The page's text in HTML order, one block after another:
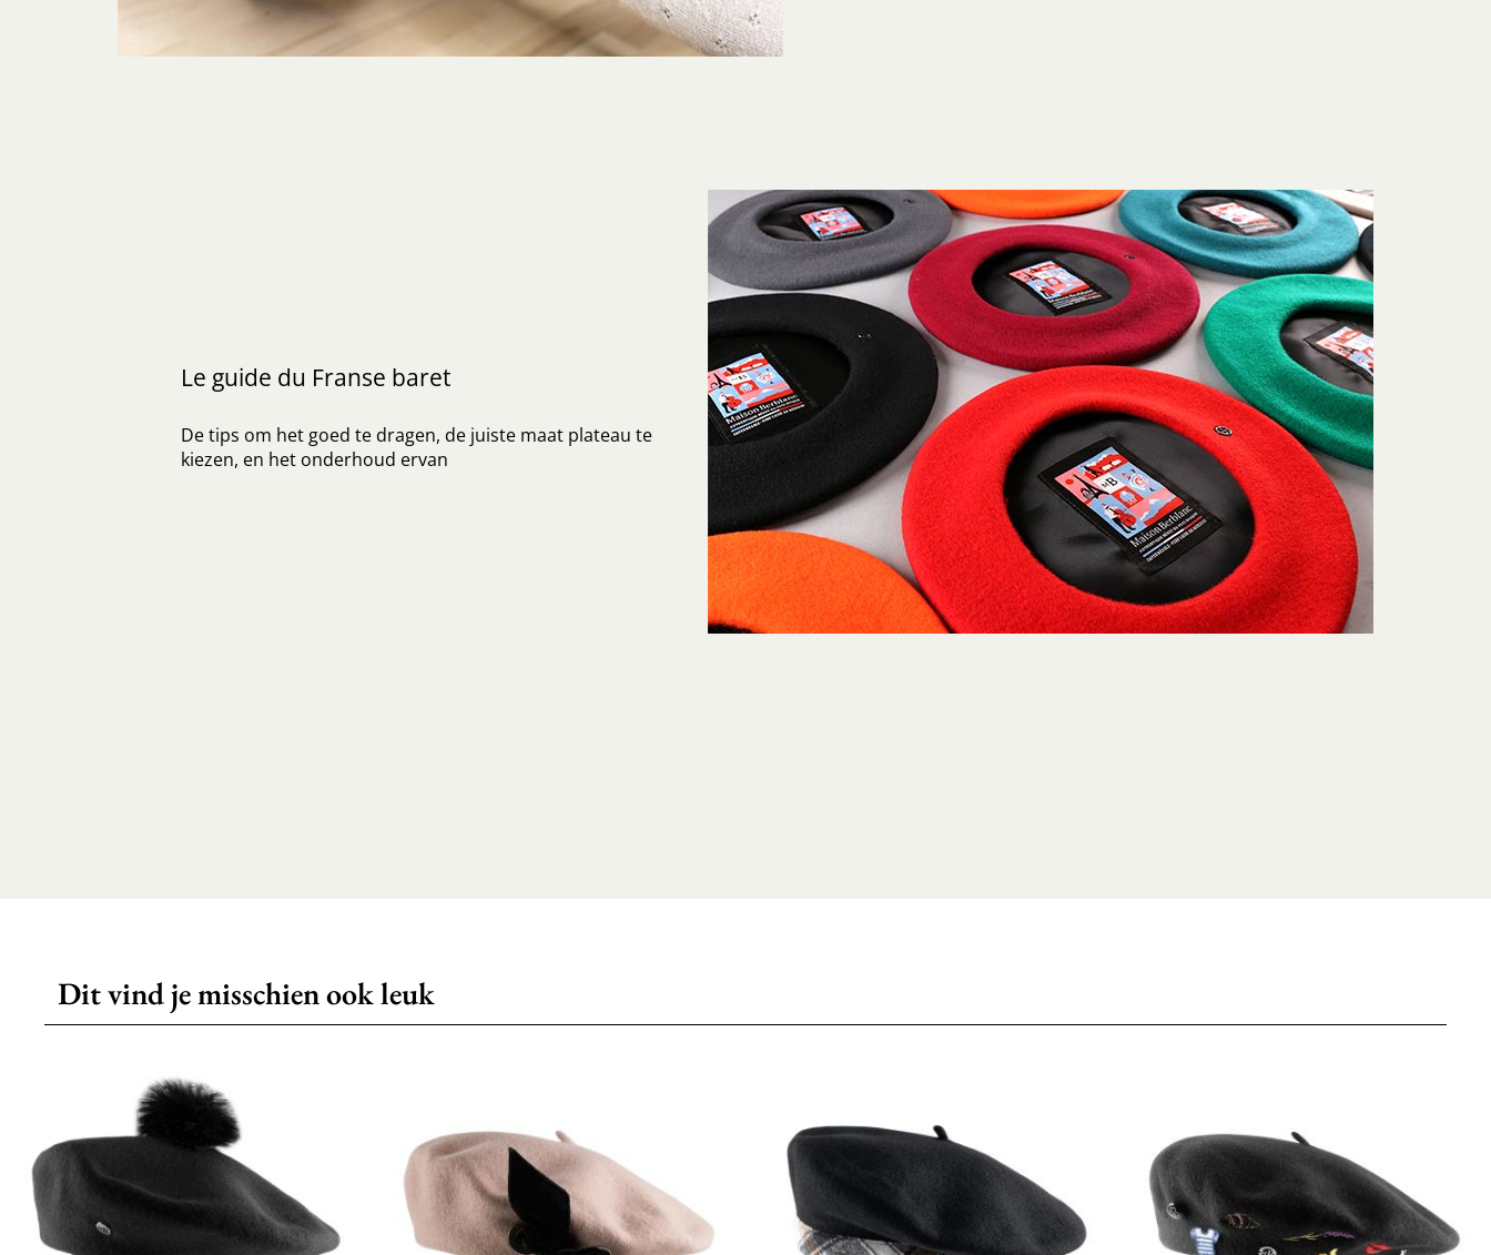
Le guide du Franse baret
De tips om het goed te dragen, de juiste maat plateau te
kiezen, en het onderhoud ervan
Dit vind je misschien ook leuk